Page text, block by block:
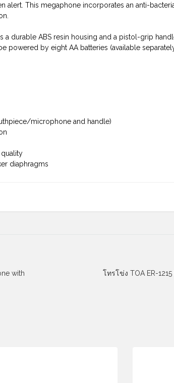
alert. This megaphone incorporates an anti-
a durable ABS resin housing and a pistol-grip
powered by eight AA batteries (available
microphone and handle)
diaphragms
with
โทรโข่ง TOA ER-